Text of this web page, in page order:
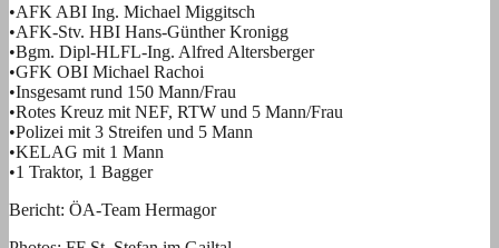
•AFK ABI Ing. Michael Miggitsch
•AFK-Stv. HBI Hans-Günther Kronigg
•Bgm. Dipl-HLFL-Ing. Alfred Altersberger
•GFK OBI Michael Rachoi
•Insgesamt rund 150 Mann/Frau
•Rotes Kreuz mit NEF, RTW und 5 Mann/Frau
•Polizei mit 3 Streifen und 5 Mann
•KELAG mit 1 Mann
•1 Traktor, 1 Bagger
Bericht: ÖA-Team Hermagor